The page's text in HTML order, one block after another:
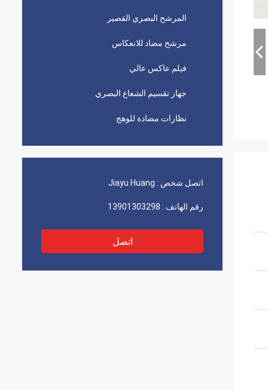
المرشح البصري القصير
مرشح مضاد للانعكاس
فيلم عاكس عالي
جهاز تقسيم الشعاع البصري
نظارات مضادة للوهج
اتصل شخص : Jiayu Huang
رقم الهاتف : 13901303298
اتصل